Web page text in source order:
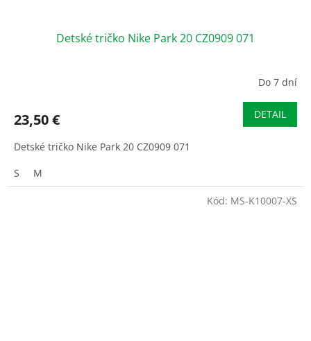
Detské tričko Nike Park 20 CZ0909 071
Do 7 dní
23,50 € DETAIL
Detské tričko Nike Park 20 CZ0909 071
S
M
Kód: MS-K10007-XS